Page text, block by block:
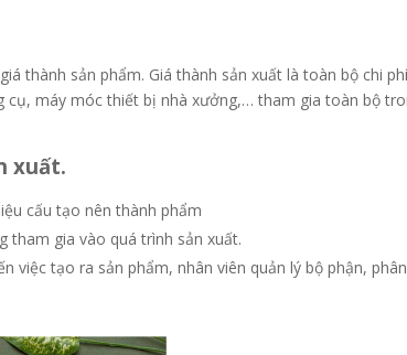
thành sản phẩm. Giá thành sản xuất là toàn bộ chi
cụ, máy móc thiết bị nhà xưởng,… tham gia toàn bộ
xuất.
cấu tạo nên thành phẩm
tham gia vào quá trình sản xuất.
việc tạo ra sản phẩm, nhân viên quản lý bộ phận, phân